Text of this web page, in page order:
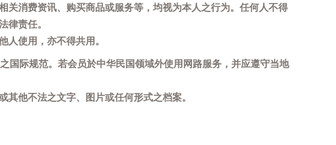
关消费资讯、购买商品或服务等，均视为本人之行为。任何人不得
律责任。
人使用，亦不得共用。
国际规范。若会员於中华民国领域外使用网路服务，并应遵守当地
他不法之文字、图片或任何形式之档案。